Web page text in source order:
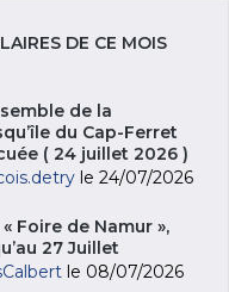
DE CE MOIS
de la
du Cap-Ferret
( 24 juillet 2026 )
le 24/07/2026
« Foire de Namur »,
27 Juillet
le 08/07/2026